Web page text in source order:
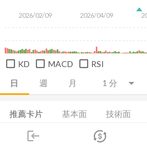
login
市場
日 週 月
2026/02/09 2026/04/09
KD MACD RSI
推薦卡片 基本面 技術面
當日主力券商 融資融券